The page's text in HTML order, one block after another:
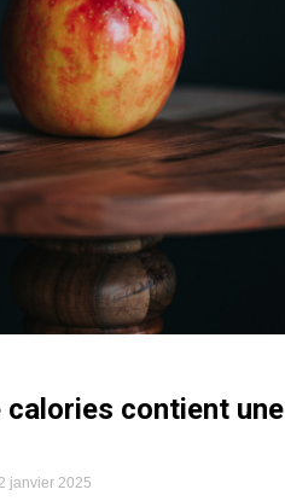
calories contient une
janvier 2025